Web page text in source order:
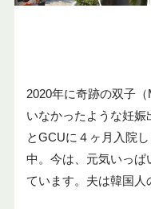
2020年に奇跡の双子
いなかったような妊
とGCUに４ヶ月入院
中。今は、元気いっぱ
ています。夫は韓国人